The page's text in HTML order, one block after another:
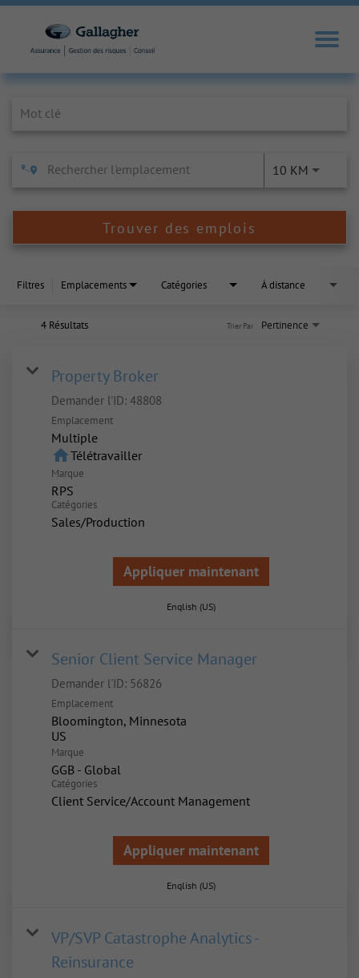
10 KM
Trouver des emplois
Filtres Emplacements Catégories À distance
4 Résultats Pertinence
Trier Par
Property Broker
Demander l'ID: 48808
Emplacement
Multiple
homeTélétravailler
Marque
RPS
Catégories
Sales/Production
Appliquer maintenant
English (US)
Senior Client Service Manager
Demander l'ID: 56826
Emplacement
Bloomington, Minnesota
Marque
GGB - Global
Catégories
Client Service/Account Management
Appliquer maintenant
English (US)
VP/SVP Catastrophe Analytics -
Reinsurance